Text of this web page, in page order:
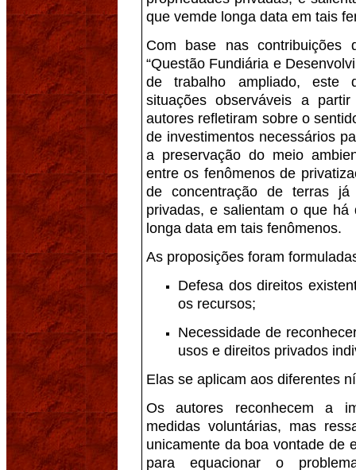
que vemde longa data em tais
Com base nas contribuições
“Questão Fundiária e
de trabalho ampliado, este
situações observáveis a
autores refletiram sobre o
de investimentos necessários
a preservação do meio
entre os fenômenos de
de concentração de terras já
privadas, e salientam o que
longa data em tais fenômenos.
As proposições foram
Defesa dos direitos
os recursos;
Necessidade de
usos e direitos privados
Elas se aplicam aos diferentes
Os autores reconhecem a
medidas voluntárias, mas
unicamente da boa vontade de
para equacionar o